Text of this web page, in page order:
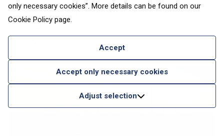
only necessary cookies”. More details can be found on our
Cookie Policy page.
Accept
Accept only necessary cookies
Adjust selection
5 Vācijas pilsētas izcilai nedēļas
nogalei